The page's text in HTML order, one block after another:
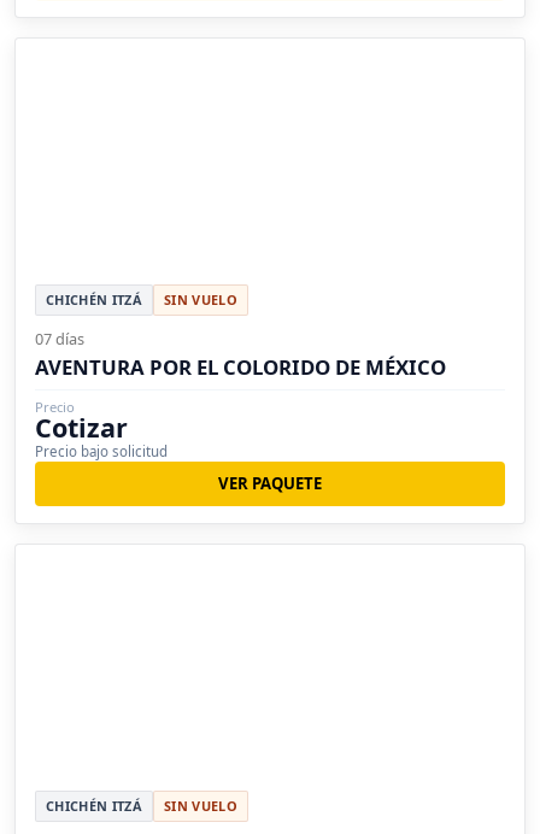
CHICHÉN ITZÁ SIN VUELO
07 días
AVENTURA POR EL COLORIDO DE MÉXICO
Precio
Cotizar
Precio bajo solicitud
VER PAQUETE
CHICHÉN ITZÁ SIN VUELO